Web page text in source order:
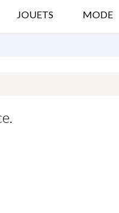
JOUETS MODE